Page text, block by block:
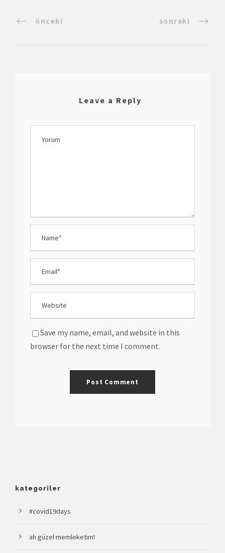
önceki sonraki
Leave a Reply
Save my name, email, and website in this
browser for the next time I comment.
kategoriler
#covid19days
ah güzel memleketim!